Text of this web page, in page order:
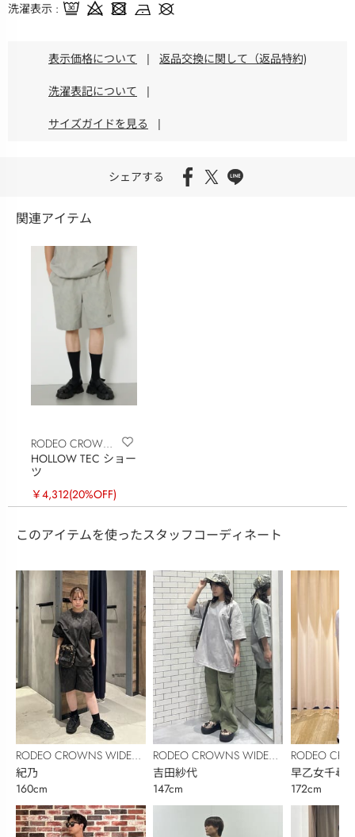
洗濯表示
表示価格について | 返品交換に関して（返品特約)
洗濯表記について |
サイズガイドを見る |
シェアする
関連アイテム
RODEO CROWNS
WIDE BOWL
HOLLOW TEC ショー
ツ
￥4,312(20%OFF)
このアイテムを使ったスタッフコーディネート
RODEO CROWNS WIDE
BOWL
紀乃
160cm
RODEO CROWNS WIDE
BOWL
吉田紗代
147cm
RODEO
BOWL
早乙女千尋
172cm